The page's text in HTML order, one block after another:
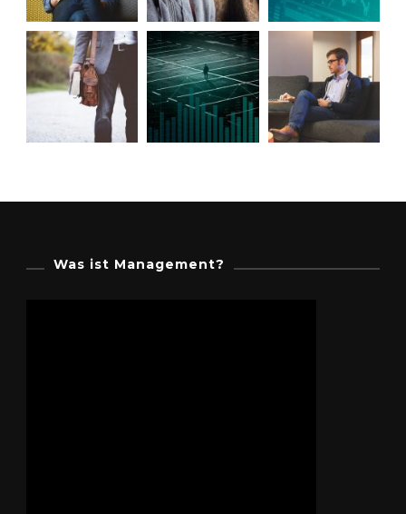
Was ist Management?